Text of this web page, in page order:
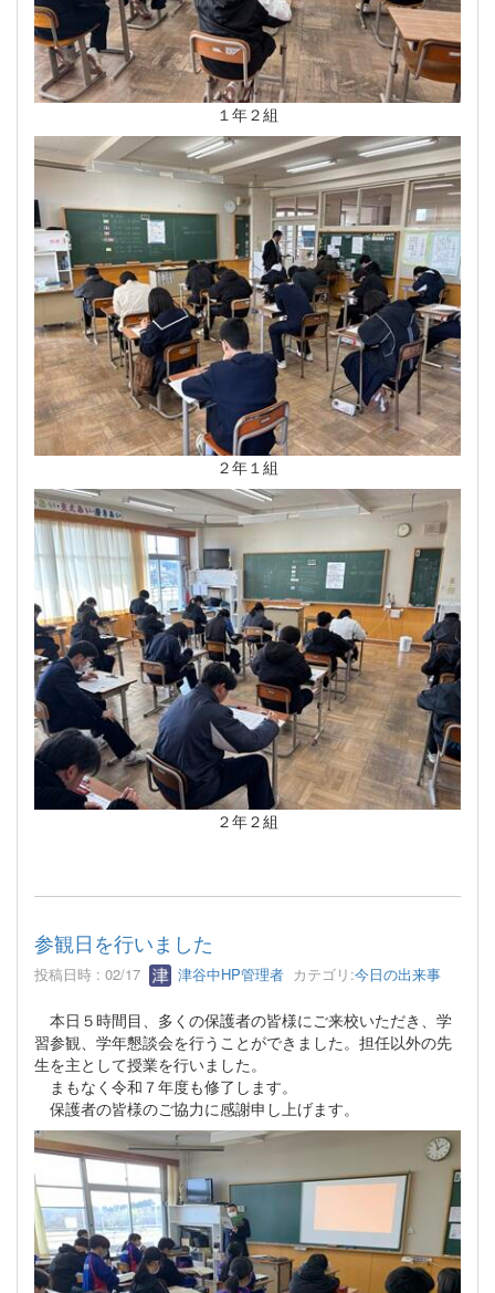
１年２組
２年１組
２年２組
参観日を行いました
投稿日時 : 02/17 津谷中HP管理者 カテゴリ:今日の出来事
本日５時間目、多くの保護者の皆様にご来校いただき、学
習参観、学年懇談会を行うことができました。担任以外の先
生を主として授業を行いました。
まもなく令和７年度も修了します。
保護者の皆様のご協力に感謝申し上げます。